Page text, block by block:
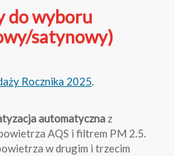
do wyboru
satynowy)
Rocznika 2025.
automatyczna z
AQS i filtrem PM 2.5.
w drugim i trzecim